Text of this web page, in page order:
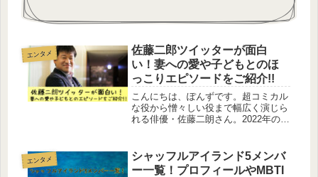
k
エンタメ
佐藤二郎ツイッターが面白
い！妻への愛や子どもとのほ
っこりエピソードをご紹介!!
こんにちは、ぽんずです。超コミカル
な役から憎々しい役まで幅広く演じら
れる俳優・佐藤二朗さん。2022年の大
演じていらっしゃいました。かと思え
ば、勇者ヨシヒコシリーズで演じた...
エンタメ
シャッフルアイランド5メンバ
ー一覧！プロフィールやMBTI